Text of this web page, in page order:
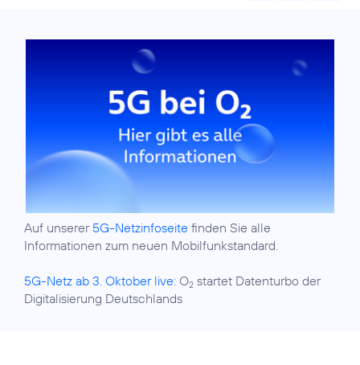
Auf unserer 5G-Netzinfoseite finden Sie alle
Informationen zum neuen Mobilfunkstandard.
5G-Netz ab 3. Oktober live: O2 startet Datenturbo der
Digitalisierung Deutschlands